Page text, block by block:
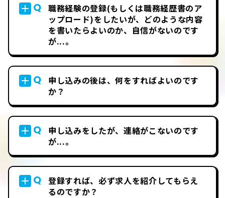
Q 職務経験の登録(もしくは職務経歴書のア
ップロード)をしたいが、どのような内容
を書いたらよいのか、自信がないのです
が...。
Q
申し込みの後は、何をすればよいのです
か？
Q
申し込みをしたが、連絡がこないのです
が...。
Q 登録すれば、必ず求人を紹介してもらえ
るのですか？